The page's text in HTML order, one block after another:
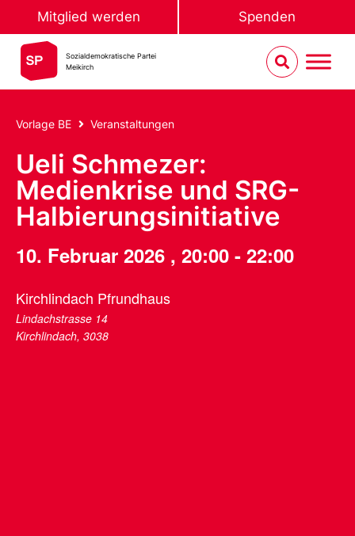
Mitglied werden Spenden
Sozialdemokratische Partei
Meikirch
Vorlage BE Veranstaltungen
Ueli Schmezer:
Medienkrise und SRG-
Halbierungsinitiative
10. Februar 2026 , 20:00 - 22:00
Kirchlindach Pfrundhaus
Lindachstrasse 14
Kirchlindach, 3038